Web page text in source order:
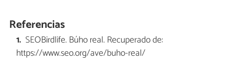
Referencias
SEOBirdlife. Búho real. Recuperado de:
https://www.seo.org/ave/buho-real/